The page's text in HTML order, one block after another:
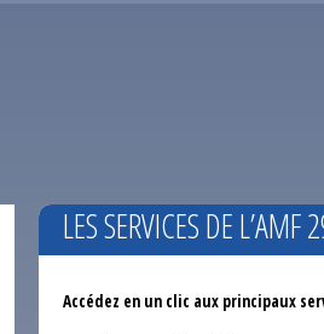
LES SERVICES DE L’AMF
Accédez en un clic aux principaux